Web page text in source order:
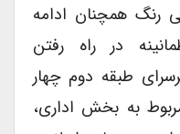
رنگ همچنان ادامه
در راه رفتن
طبقه دوم چهار
به بخش اداری،